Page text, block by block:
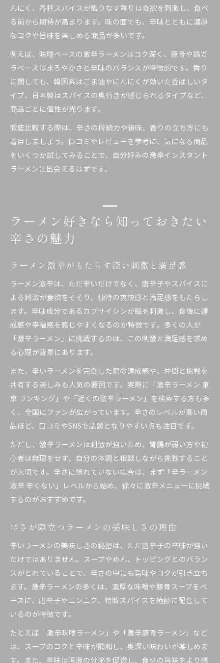
んにく、各種スパイスが織りなす香りは食欲を刺激し、食べ
る前から期待が高まります。味の面でも、辛味とともに濃厚
なコクや旨味を楽しめる商品が多いです。
例えば、味噌ベースの激辛ラーメンはコク深く、豚骨や鶏ガ
ラベースはまろやかさと辛味のバランスが特徴的です。香り
に関しても、韓国系はごま油やにんにくが効いた香ばしいタ
イプ、日本製はスパイスの奥行きが感じられるタイプなど、
商品ごとに個性が光ります。
徹底比較する際は、辛さの持続力や後味、香りの立ち方にも
着目しましょう。口コミやレビューを参考に、気になる商品
をいくつか試してみることで、自分好みの激辛インスタント
ラーメンに出会えるはずです。
ラーメン好きなら知っておきたい
辛さの魅力
ラーメン激辛がもたらす深い刺激と満足感
ラーメン激辛は、ただ辛いだけでなく、唐辛子やスパイスに
よる刺激が食欲をそそり、独特の爽快感と満足感をもたらし
ます。辛味成分であるカプサイシンが脳を刺激し、食後に達
成感や幸福感を感じやすくなるのが特徴です。多くの人が
「激辛ラーメン」に挑戦するのは、この刺激と満足感を求め
る心理が背景にあります。
また、辛いラーメンを完食した際の達成感や、仲間と挑戦を
共有する楽しみも人気の要因です。実際に「激辛ラーメン 東
京 ランキング」や「近くの激辛ラーメン」を検索する方も多
く、全国にファンが広がっています。辛さのレベルが高い商
品ほど、口コミやSNSで話題となりやすい点も注目です。
ただし、激辛ラーメンは刺激が強いため、胃腸が弱い方や初
心者は無理をせず、自分の体調と相談しながら挑戦すること
が大切です。辛さに慣れていない場合は、まず「辛ラーメン
激辛 辛くない」レベルから始め、徐々に激辛メニューに挑戦
するのがおすすめです。
辛さが際立つラーメンの美味しさの理由
辛いラーメンの美味しさの秘密は、ただ唐辛子の辛味が強い
だけではありません。スープやめん、トッピングとのバラン
スがとれていることで、辛さの中にも旨味やコクが引き立ち
ます。激辛ラーメンの多くは、濃厚な味噌や豚骨スープをベ
ースに、唐辛子やニンニク、特製スパイスを絶妙に配合して
いるのが特徴です。
たとえば「激辛味噌ラーメン」や「激辛豚骨ラーメン」など
は、スープのコクと辛味が調和し、奥深い味わいが楽しめま
す。また、辛味は唾液の分泌を促進し、食材の旨味をより感